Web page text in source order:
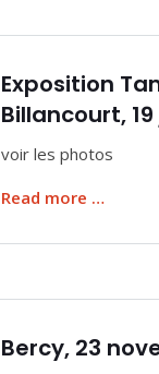
Exposition
Billancourt,
voir les photos
Read more …
Bercy, 23